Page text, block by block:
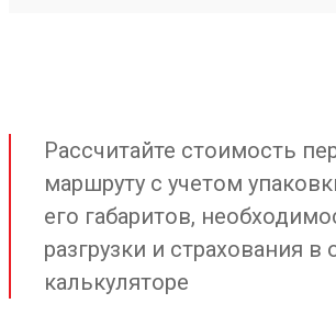
Рассчитайте стоимость
маршруту с учетом
его габаритов,
разгрузки и страхования в
калькуляторе